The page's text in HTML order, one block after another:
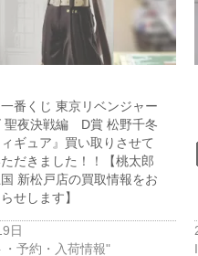
一番くじ ​東京リベンジャー
聖夜決戦編 D賞 ​松野千冬
ギュア』買い取りさせて
だきました！！【桃太郎
新松戸店の買取情報をお
せします】
日
・予約・入荷情報"